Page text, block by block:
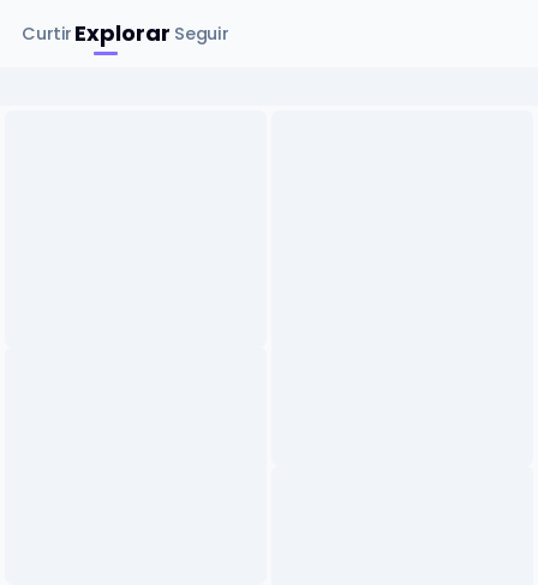
CurtirExplorar Seguir